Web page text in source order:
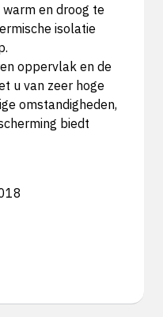
en droog te
isolatie
oppervlak en de
u van zeer hoge
omstandigheden,
biedt